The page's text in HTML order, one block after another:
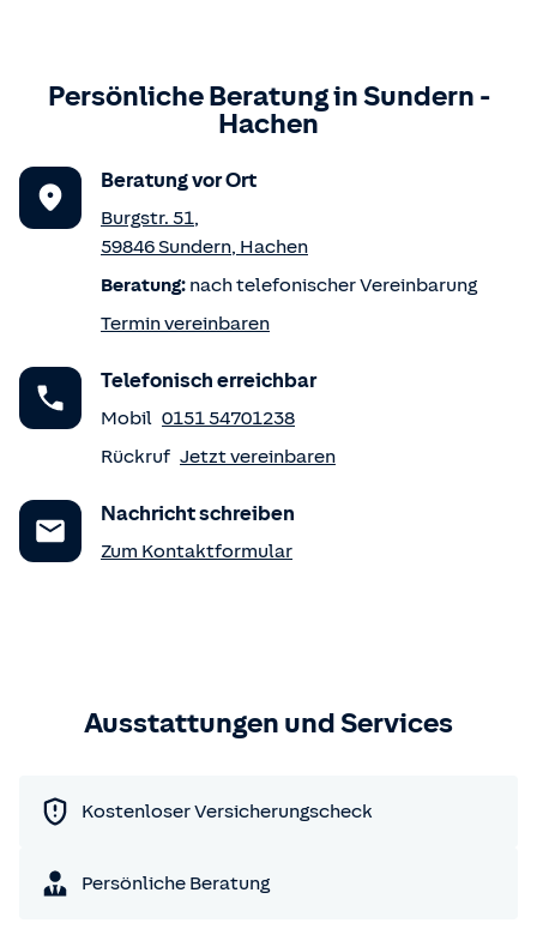
Persönliche Beratung inSundern -
Hachen
Beratung vor Ort
Burgstr. 51,
59846Sundern, Hachen
Beratung: nach telefonischer Vereinbarung
Termin vereinbaren
Telefonisch erreichbar
Mobil 0151 54701238
Rückruf Jetzt vereinbaren
Nachricht schreiben
Zum Kontaktformular
Ausstattungen und Services
Kostenloser Versicherungscheck
Persönliche Beratung